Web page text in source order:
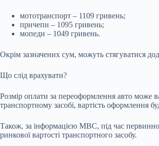
мототранспорт – 1109 гривень;
причепи – 1095 гривень;
мопеди – 1049 гривень.
Окрім зазначених сум, можуть стягуватися
Що слід врахувати?
Розмір оплати за переоформлення авто може
транспортному засобі, вартість оформлення
Також, за інформацією МВС, під час первинної
ринкової вартості транспортного засобу.